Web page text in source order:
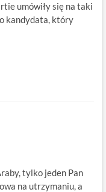
umówiły się na taki
kandydata, który
tylko jeden Pan
na utrzymaniu, a